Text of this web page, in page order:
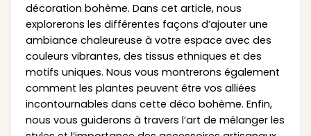
décoration bohème. Dans cet article, nous
explorerons les différentes façons d’ajouter une
ambiance chaleureuse à votre espace avec des
couleurs vibrantes, des tissus ethniques et des
motifs uniques. Nous vous montrerons également
comment les plantes peuvent être vos alliées
incontournables dans cette déco bohème. Enfin,
nous vous guiderons à travers l’art de mélanger les